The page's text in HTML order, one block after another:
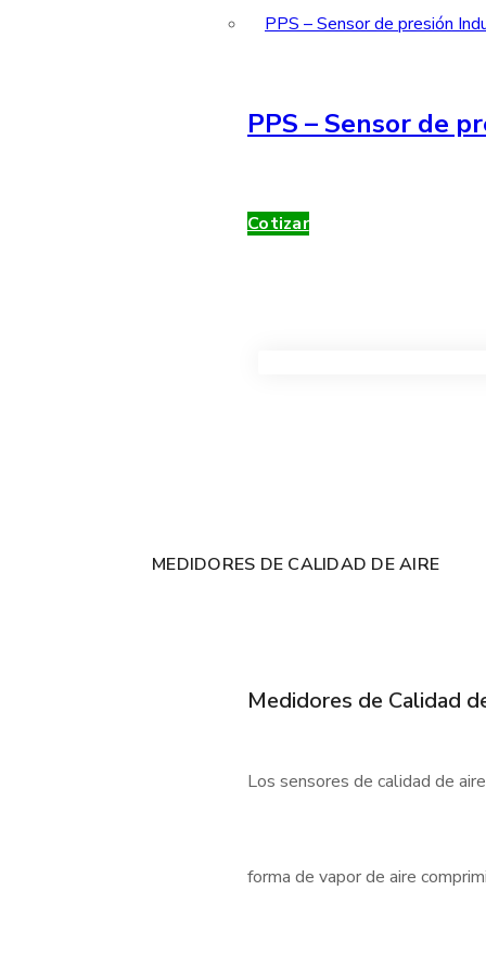
PPS – Sensor de
Cotizar
MEDIDORES DE CALIDAD DE AIRE
Medidores de Calidad
Los sensores de calidad de
forma de vapor de aire